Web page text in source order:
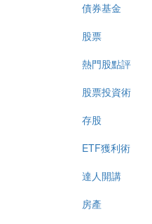
債券基金
股票
熱門股點評
股票投資術
存股
ETF獲利術
達人開講
房產